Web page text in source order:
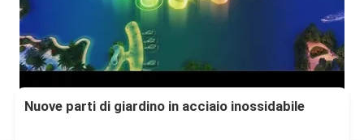
Nuove parti di giardino in acciaio inossidabile